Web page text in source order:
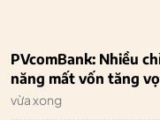
PVcomBank: Nhiều
năng mất vốn tăng
vừa xong